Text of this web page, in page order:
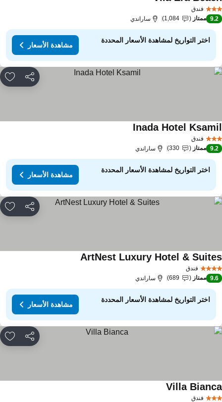
فندق
9.2 ممتاز 1,084 ساراندي
اختر التواريخ لمشاهدة الأسعار المحددة
مشاهدة الأسعار
مشاركة
فندق
Inada Hotel
9.2 ممتاز 330 ساراندي
اختر التواريخ لمشاهدة الأسعار المحددة
مشاهدة الأسعار
مشاركة
فندق
ArtNest Luxury Hotel &
9.6 ممتاز 689 ساراندي
اختر التواريخ لمشاهدة الأسعار المحددة
مشاهدة الأسعار
مشاركة
فندق
Villa